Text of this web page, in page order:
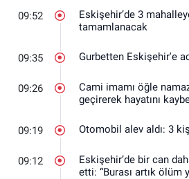
09:52
Eskişehir’de 3
tamamlanacak
09:35 Gurbetten Eskişehir'e
09:26
Cami imamı öğle
geçirerek hayatını
09:19 Otomobil alev aldı: 3
09:12
Eskişehir’de bir can
etti: “Burası artık ölüm